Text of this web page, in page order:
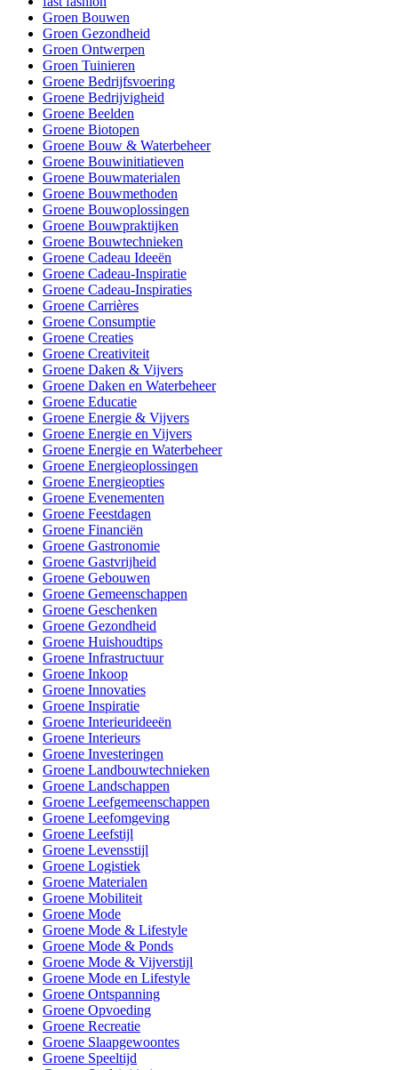
Groen Bouwen
Groen Gezondheid
Groen Ontwerpen
Groen Tuinieren
Groene Bedrijfsvoering
Groene Bedrijvigheid
Groene Beelden
Groene Biotopen
Groene Bouw & Waterbeheer
Groene Bouwinitiatieven
Groene Bouwmaterialen
Groene Bouwmethoden
Groene Bouwoplossingen
Groene Bouwpraktijken
Groene Bouwtechnieken
Groene Cadeau Ideeën
Groene Cadeau-Inspiratie
Groene Cadeau-Inspiraties
Groene Carrières
Groene Consumptie
Groene Creaties
Groene Creativiteit
Groene Daken & Vijvers
Groene Daken en Waterbeheer
Groene Educatie
Groene Energie & Vijvers
Groene Energie en Vijvers
Groene Energie en Waterbeheer
Groene Energieoplossingen
Groene Energieopties
Groene Evenementen
Groene Feestdagen
Groene Financiën
Groene Gastronomie
Groene Gastvrijheid
Groene Gebouwen
Groene Gemeenschappen
Groene Geschenken
Groene Gezondheid
Groene Huishoudtips
Groene Infrastructuur
Groene Inkoop
Groene Innovaties
Groene Inspiratie
Groene Interieurideeën
Groene Interieurs
Groene Investeringen
Groene Landbouwtechnieken
Groene Landschappen
Groene Leefgemeenschappen
Groene Leefomgeving
Groene Leefstijl
Groene Levensstijl
Groene Logistiek
Groene Materialen
Groene Mobiliteit
Groene Mode
Groene Mode & Lifestyle
Groene Mode & Ponds
Groene Mode & Vijverstijl
Groene Mode en Lifestyle
Groene Ontspanning
Groene Opvoeding
Groene Recreatie
Groene Slaapgewoontes
Groene Speeltijd